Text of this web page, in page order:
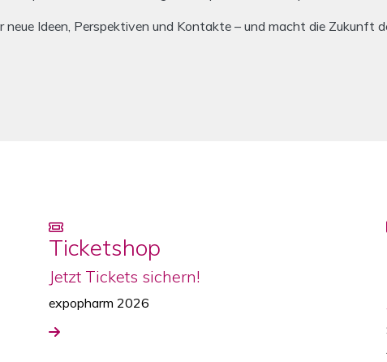
Ideen, Perspektiven und Kontakte – und macht die Zukunft
Ticketshop
Jetzt Tickets sichern!
expopharm 2026